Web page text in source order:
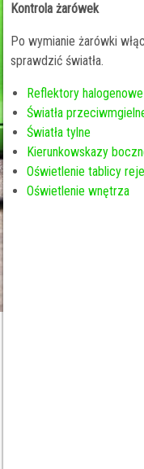
Kontrola żarówek
Po wymianie żarówki
sprawdzić światła.
Reflektory halogenowe
Światła
Światła tylne
Kierunkowskazy
Oświetlenie tablicy
Oświetlenie wnętrza